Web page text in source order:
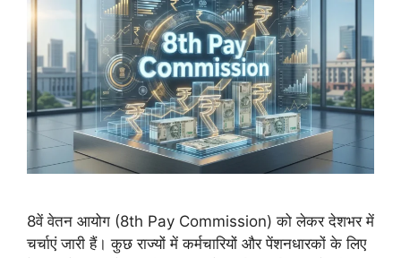
8वें वेतन आयोग (8th Pay Commission) को लेकर देशभर में
चर्चाएं जारी हैं। कुछ राज्यों में कर्मचारियों और पेंशनधारकों के लिए